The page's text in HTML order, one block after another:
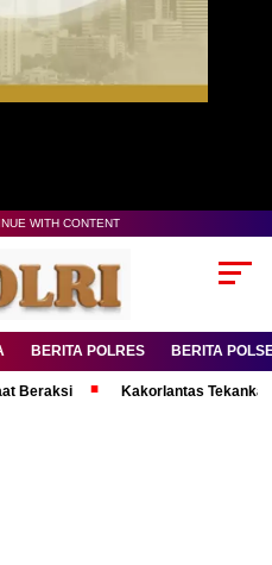
WITH CONTENT
BERITA POLRES BERITA
Kakorlantas Tekankan Mental